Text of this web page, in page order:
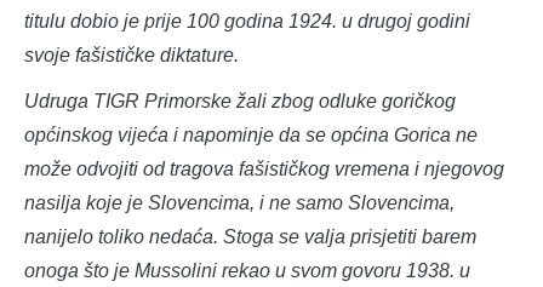
titulu dobio je prije 100 godina 1924. u drugoj godini
svoje fašističke diktature.
Udruga TIGR Primorske žali zbog odluke goričkog
općinskog vijeća i napominje da se općina Gorica ne
može odvojiti od tragova fašističkog vremena i njegovog
nasilja koje je Slovencima, i ne samo Slovencima,
nanijelo toliko nedaća. Stoga se valja prisjetiti barem
onoga što je Mussolini rekao u svom govoru 1938. u